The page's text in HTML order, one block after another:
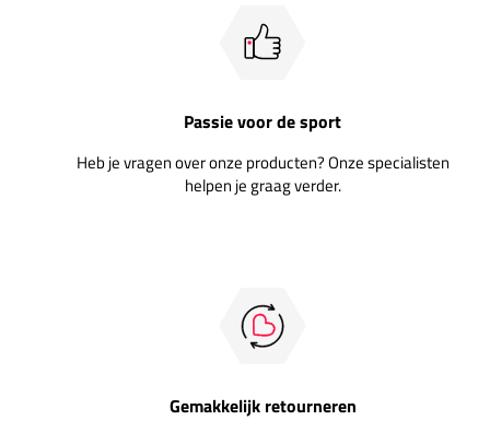
Passie voor de sport
Heb je vragen over onze producten? Onze specialisten
helpen je graag verder.
Gemakkelijk retourneren